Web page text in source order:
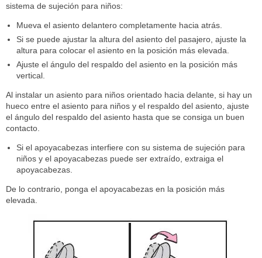
sistema de sujeción para niños:
Mueva el asiento delantero completamente hacia atrás.
Si se puede ajustar la altura del asiento del pasajero, ajuste la
altura para colocar el asiento en la posición más elevada.
Ajuste el ángulo del respaldo del asiento en la posición más
vertical.
Al instalar un asiento para niños orientado hacia delante, si hay un
hueco entre el asiento para niños y el respaldo del asiento, ajuste
el ángulo del respaldo del asiento hasta que se consiga un buen
contacto.
Si el apoyacabezas interfiere con su sistema de sujeción para
niños y el apoyacabezas puede ser extraído, extraiga el
apoyacabezas.
De lo contrario, ponga el apoyacabezas en la posición más
elevada.